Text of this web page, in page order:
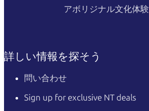
アボリジナル文化体験
詳しい情報を探そう
問い合わせ
Sign up for exclusive NT deals